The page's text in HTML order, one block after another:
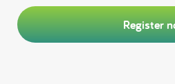
Register